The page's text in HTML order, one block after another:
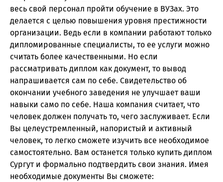
весь свой персонал пройти обучение в ВУЗах. Это
делается с целью повышения уровня престижности
организации. Ведь если в компании работают только
дипломированные специалисты, то ее услуги можно
считать более качественными. Но если
рассматривать диплом как документ, то вывод
напрашивается сам по себе. Свидетельство об
окончании учебного заведения не улучшает ваши
навыки само по себе. Наша компания считает, что
человек должен получать то, чего заслуживает. Если
Вы целеустремленный, напористый и активный
человек, то легко сможете изучить все необходимое
самостоятельно. Вам останется только купить диплом
Сургут и формально подтвердить свои знания. Имея
необходимые документы Вы сможете: